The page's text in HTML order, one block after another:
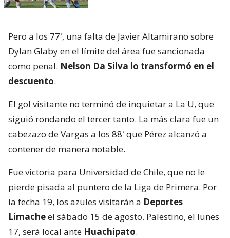
Pero a los 77′, una falta de Javier Altamirano sobre
Dylan Glaby en el límite del área fue sancionada
como penal. Nelson Da Silva lo transformó en el
descuento.
El gol visitante no terminó de inquietar a La U, que
siguió rondando el tercer tanto. La más clara fue un
cabezazo de Vargas a los 88′ que Pérez alcanzó a
contener de manera notable.
Fue victoria para Universidad de Chile, que no le
pierde pisada al puntero de la Liga de Primera. Por
la fecha 19, los azules visitarán a Deportes
Limacheel sábado 15 de agosto. Palestino, el lunes
17, será local ante Huachipato.